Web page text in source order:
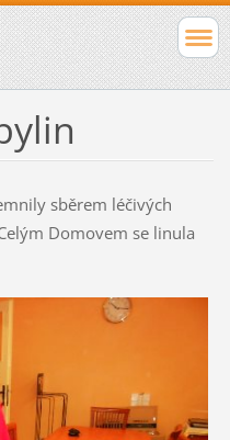
sběrem léčivých
Domovem se linula